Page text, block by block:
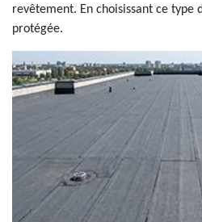
revêtement. En choisissant ce type
protégée.